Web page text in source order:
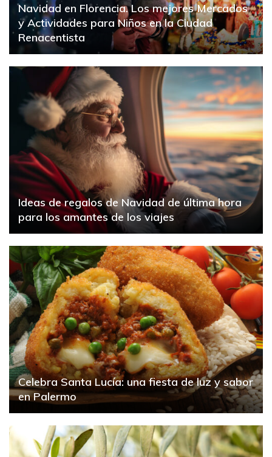
Navidad en Florencia. Los mejores Mercados
y Actividades para Niños en la Ciudad
Renacentista
Ideas de regalos de Navidad de última hora
para los amantes de los viajes
Celebra Santa Lucía: una fiesta de luz y sabor
en Palermo